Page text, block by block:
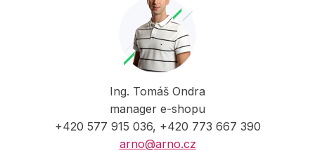
Ing. Tomáš Ondra
manager e-shopu
+420 577 915 036, +420 773 667 390
arno@arno.cz